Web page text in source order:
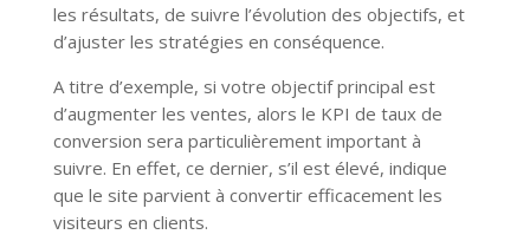
les résultats, de suivre l’évolution des objectifs, et
d’ajuster les stratégies en conséquence.
A titre d’exemple, si votre objectif principal est
d’augmenter les ventes, alors le KPI de taux de
conversion sera particulièrement important à
suivre. En effet, ce dernier, s’il est élevé, indique
que le site parvient à convertir efficacement les
visiteurs en clients.